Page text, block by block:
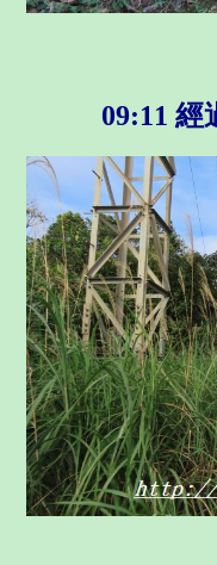
09:11 經